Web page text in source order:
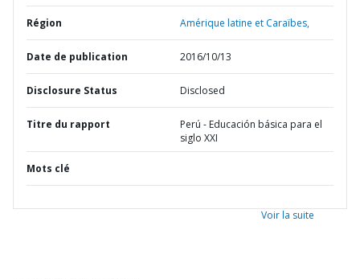
Région Amérique latine et Caraïbes,
Date de publication 2016/10/13
Disclosure Status Disclosed
Titre du rapport
Perú - Educación básica para el
siglo XXI
Mots clé
Voir la suite